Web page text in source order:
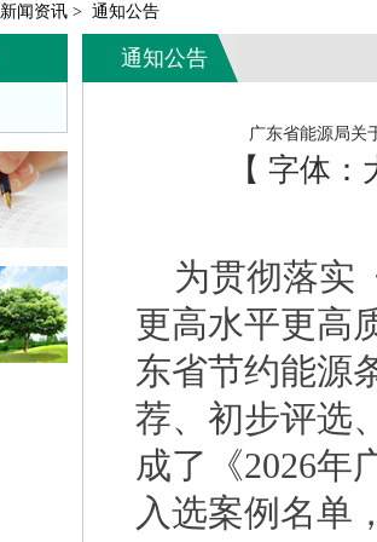
国家发展改革委等部门关于开展重点行业
佛山市科学技术局关于组织申报2026年度
广东省工业和信息化厅关于开展2026年度
广东省科学技术厅 广东省财政厅 国家税务
关于开展2026年生态文明建设示范区（生
广东省工业和信息化厅关于组织推荐2026
一图读懂《关于组织开展2026年度工业节
工业和信息化部办公厅关于组织开展2026
广东“十五五”生态环保重点任务发布
新闻资讯 > 通知公告
通知公告
广东省能源局关
【 字体：
为贯彻落实
更高水平更高
东省节约能源
荐、初步评选
成了《2026年
入选案例名单